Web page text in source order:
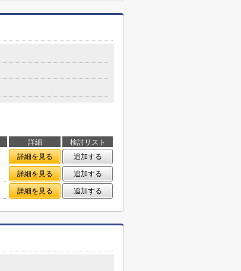
詳細
検討リスト
詳細を見る
追加する
詳細を見る
追加する
詳細を見る 追加する